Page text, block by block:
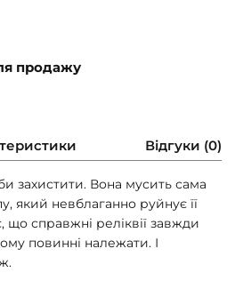
продажу
Відгуки (0)
захистити. Вона мусить сама
який невблаганно руйнує її
справжні реліквії завжди
повинні належати. І